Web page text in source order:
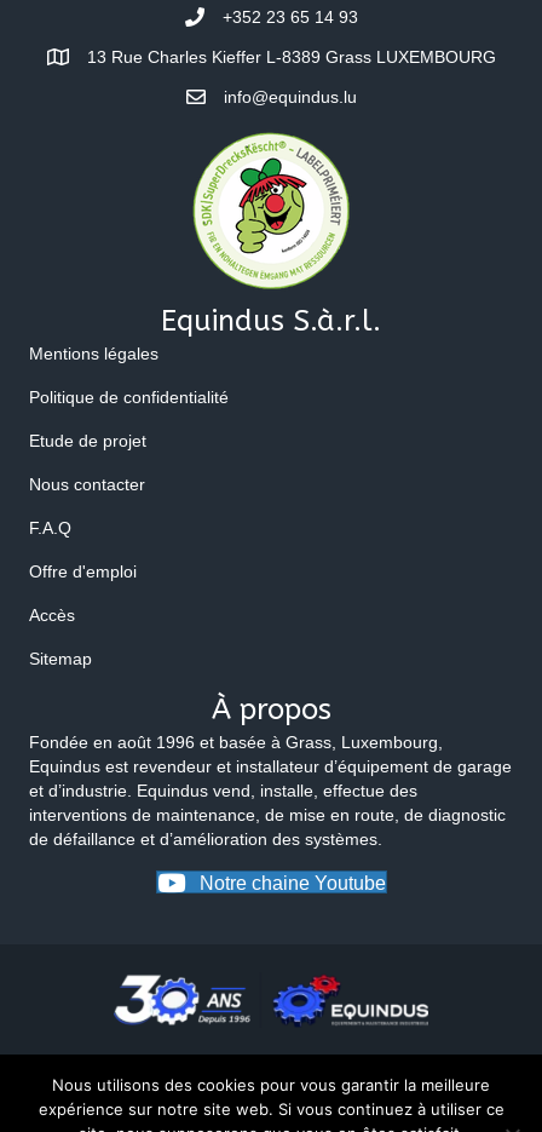
+352 23 65 14 93
13 Rue Charles Kieffer L-8389 Grass LUXEMBOURG
info@equindus.lu
Equindus S.à.r.l.
Mentions légales
Politique de confidentialité
Etude de projet
Nous contacter
F.A.Q
Offre d'emploi
Accès
Sitemap
À propos
Fondée en août 1996 et basée à Grass, Luxembourg,
Equindus est revendeur et installateur d’équipement de garage
et d’industrie. Equindus vend, installe, effectue des
interventions de maintenance, de mise en route, de diagnostic
de défaillance et d’amélioration des systèmes.
Notre chaine Youtube
Nous utilisons des cookies pour vous garantir la meilleure
expérience sur notre site web. Si vous continuez à utiliser ce